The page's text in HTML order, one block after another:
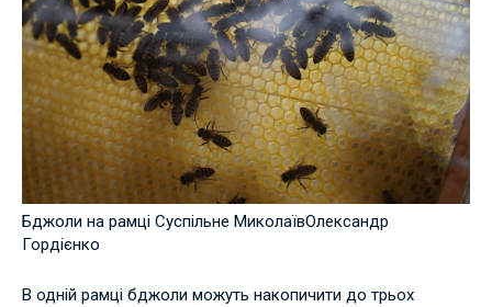
Бджоли на рамці Суспільне МиколаївОлександр
Гордієнко
В одній рамці бджоли можуть накопичити до трьох